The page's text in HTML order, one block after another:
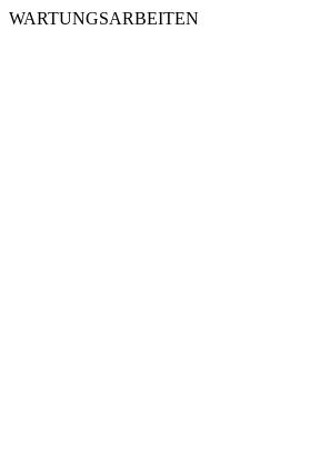
WARTUNGSARBEITEN